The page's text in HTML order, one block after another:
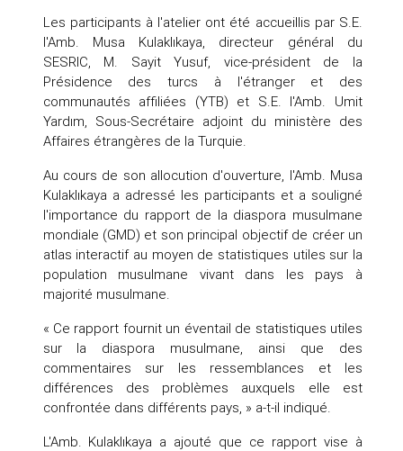
Les participants à l'atelier ont été accueillis par S.E.
l'Amb. Musa Kulaklıkaya, directeur général du
SESRIC, M. Sayit Yusuf, vice-président de la
Présidence des turcs à l'étranger et des
communautés affiliées (YTB) et S.E. l'Amb. Umit
Yardım, Sous-Secrétaire adjoint du ministère des
Affaires étrangères de la Turquie.
Au cours de son allocution d'ouverture, l'Amb. Musa
Kulaklıkaya a adressé les participants et a souligné
l'importance du rapport de la diaspora musulmane
mondiale (GMD) et son principal objectif de créer un
atlas interactif au moyen de statistiques utiles sur la
population musulmane vivant dans les pays à
majorité musulmane.
« Ce rapport fournit un éventail de statistiques utiles
sur la diaspora musulmane, ainsi que des
commentaires sur les ressemblances et les
différences des problèmes auxquels elle est
confrontée dans différents pays, » a-t-il indiqué.
L'Amb. Kulaklıkaya a ajouté que ce rapport vise à